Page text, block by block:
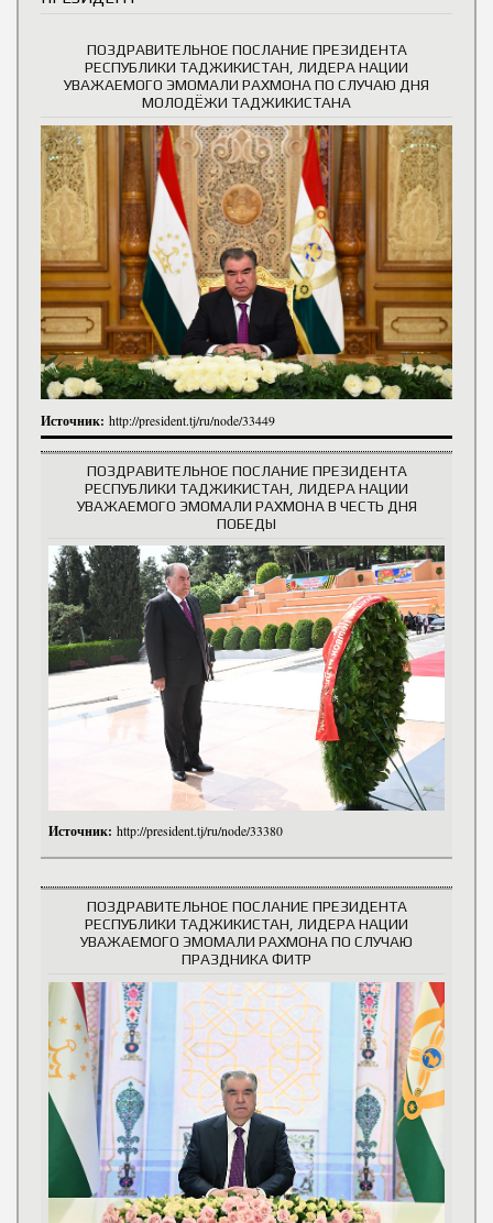
ПОЗДРАВИТЕЛЬНОЕ ПОСЛАНИЕ ПРЕЗИДЕНТА
РЕСПУБЛИКИ ТАДЖИКИСТАН, ЛИДЕРА НАЦИИ
УВАЖАЕМОГО ЭМОМАЛИ РАХМОНА ПО СЛУЧАЮ ДНЯ
МОЛОДЁЖИ ТАДЖИКИСТАНА
Источник: http://president.tj/ru/node/33449
ПОЗДРАВИТЕЛЬНОЕ ПОСЛАНИЕ ПРЕЗИДЕНТА
РЕСПУБЛИКИ ТАДЖИКИСТАН, ЛИДЕРА НАЦИИ
УВАЖАЕМОГО ЭМОМАЛИ РАХМОНА В ЧЕСТЬ ДНЯ
ПОБЕДЫ
Источник: http://president.tj/ru/node/33380
ПОЗДРАВИТЕЛЬНОЕ ПОСЛАНИЕ ПРЕЗИДЕНТА
РЕСПУБЛИКИ ТАДЖИКИСТАН, ЛИДЕРА НАЦИИ
УВАЖАЕМОГО ЭМОМАЛИ РАХМОНА ПО СЛУЧАЮ
ПРАЗДНИКА ФИТР